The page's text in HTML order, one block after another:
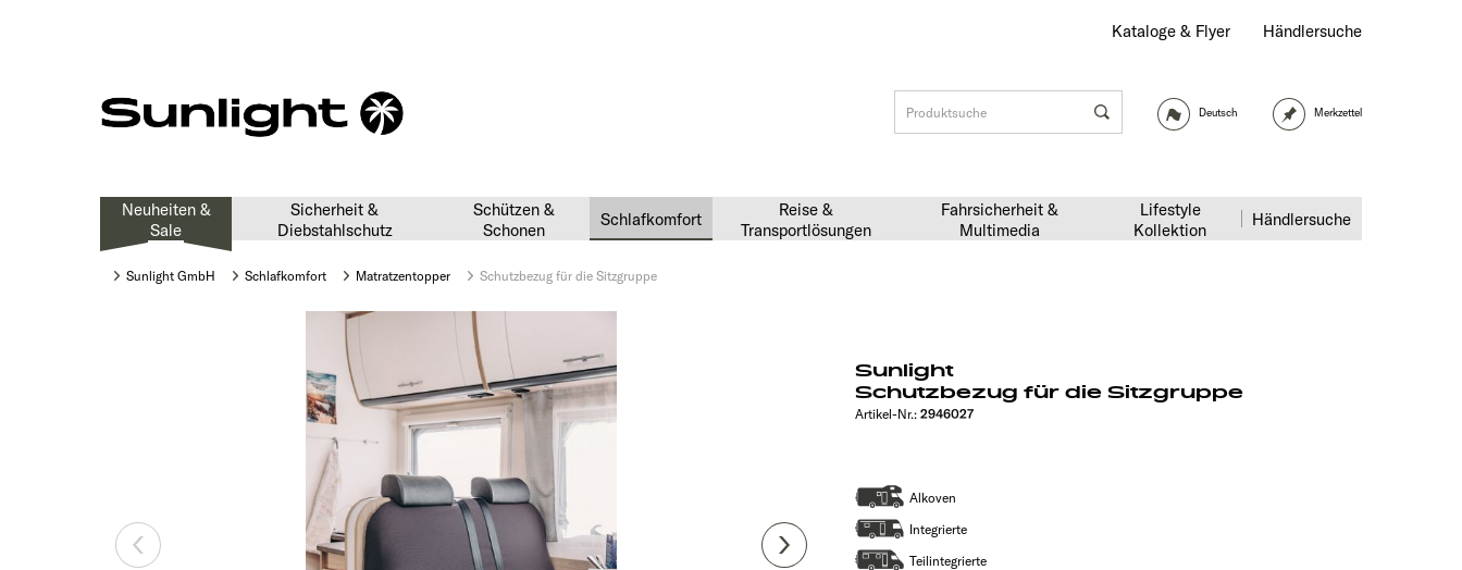
Kataloge & Flyer Händlersuche
Deutsch Merkzettel
Neuheiten &
Sale
Sicherheit &
Diebstahlschutz
Schützen &
Schonen
Schlafkomfort
Reise &
Transportlösungen
Fahrsicherheit &
Multimedia
Lifestyle
Kollektion
Händlersuche
Sunlight GmbH Schlafkomfort Matratzentopper Schutzbezug für die Sitzgruppe
Sunlight
Schutzbezug für die Sitzgruppe
Artikel-Nr.:2946027
Alkoven
Integrierte
Teilintegrierte